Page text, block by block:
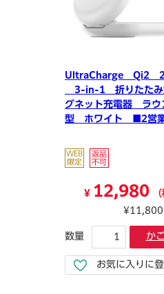
UltraCharge Qi2
3-in-1 折りたたみ
グネット充電器 ラウ
型 ホワイト ■2営
¥ 12,980
数量 か
お気に入りに